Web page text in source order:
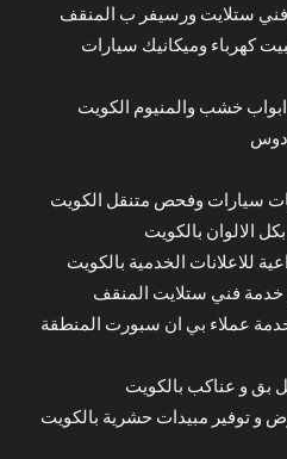
ستلايت ورسيفر ب المنقف
كهرباء وميكانيك سيارات
خشب والمنيوم الكويت
سيارات وفحص متنقل الكويت
الالوان بالكويت
للاعلانات الخدمية بالكويت
عملاء بي ان سبورت المنطقة
و عناكب بالكويت
توفير مبيدات حشرية بالكويت